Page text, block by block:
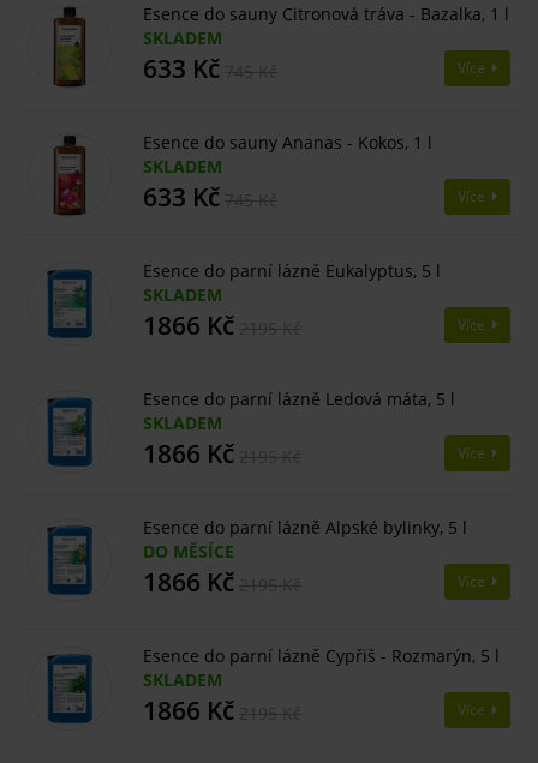
Esence do sauny Citronová tráva - Bazalka, 1 l
SKLADEM
633 Kč Více
Esence do sauny Ananas - Kokos, 1 l
SKLADEM
633 Kč Více
Esence do parní lázně Eukalyptus, 5 l
SKLADEM
1866 Kč Více
Esence do parní lázně Ledová máta, 5 l
SKLADEM
1866 Kč Více
Esence do parní lázně Alpské bylinky, 5 l
DO MĚSÍCE
1866 Kč Více
Esence do parní lázně Cypřiš - Rozmarýn, 5 l
SKLADEM
1866 Kč Více